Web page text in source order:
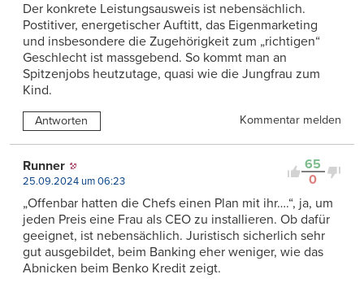
Der konkrete Leistungsausweis ist nebensächlich.
Postitiver, energetischer Auftitt, das Eigenmarketing
und insbesondere die Zugehörigkeit zum „richtigen“
Geschlecht ist massgebend. So kommt man an
Spitzenjobs heutzutage, quasi wie die Jungfrau zum
Kind.
Antworten Kommentar melden
65
0
Runner
25.09.2024 um 06:23
„Offenbar hatten die Chefs einen Plan mit ihr….“, ja, um
jeden Preis eine Frau als CEO zu installieren. Ob dafür
geeignet, ist nebensächlich. Juristisch sicherlich sehr
gut ausgebildet, beim Banking eher weniger, wie das
Abnicken beim Benko Kredit zeigt.